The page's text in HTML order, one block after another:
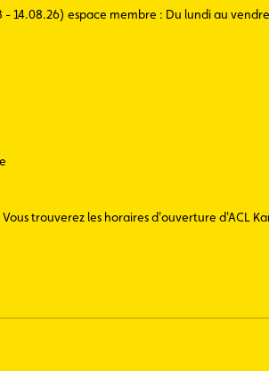
- 14.08.26) espace membre : Du lundi au
trouverez les horaires d'ouverture d'ACL